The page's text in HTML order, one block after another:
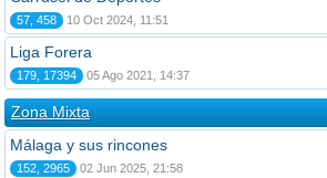
57, 458 10 Oct 2024, 11:51
Liga Forera
179, 17394 05 Ago 2021, 14:37
Zona Mixta
Málaga y sus rincones
152, 2965 02 Jun 2025, 21:58